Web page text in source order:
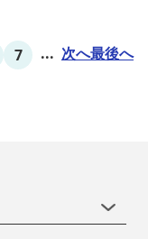
7 ... 次へ最後へ